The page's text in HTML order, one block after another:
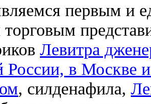
первым и
торговым
Левитра
России, в Москве
, силденафила,